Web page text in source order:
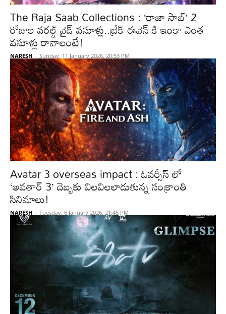
The Raja Saab Collections : ‘రాజా సాబ్’ 2
రోజుల వరల్డ్ వైడ్ వసూళ్లు..బ్రేక్ ఈవెన్ కి ఇంకా ఎంత
వసూళ్లు రావాలంటే!
NARESH - Sunday, 11 January 2026, 20:53 PM
Avatar 3 overseas impact : ఓవర్సీస్ లో
‘అవతార్ 3’ దెబ్బకు విలవిలలాడుతున్న సంక్రాంతి
సినిమాలు!
NARESH - Tuesday, 6 January 2026, 21:45 PM